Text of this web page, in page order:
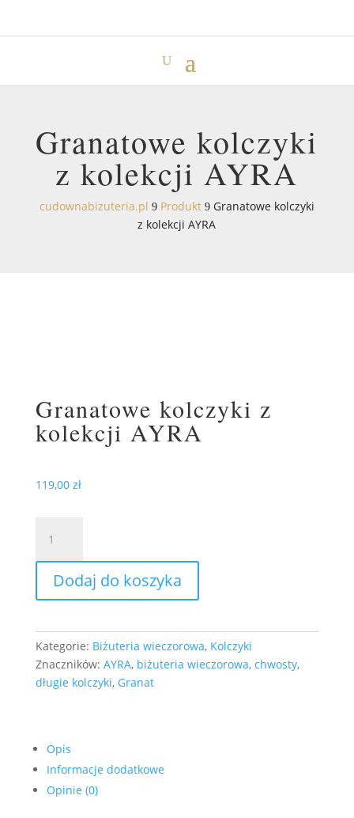
Granatowe kolczyki
z kolekcji AYRA
cudownabizuteria.pl 9 Produkt 9 Granatowe kolczyki
z kolekcji AYRA
Granatowe kolczyki z
kolekcji AYRA
119,00 zł
Granatowe
kolczyki
kolekcji
Dodaj do koszyka
Kategorie: Biżuteria wieczorowa, Kolczyki
Znaczników: AYRA, biżuteria wieczorowa, chwosty,
długie kolczyki, Granat
Opis
Informacje dodatkowe
Opinie (0)